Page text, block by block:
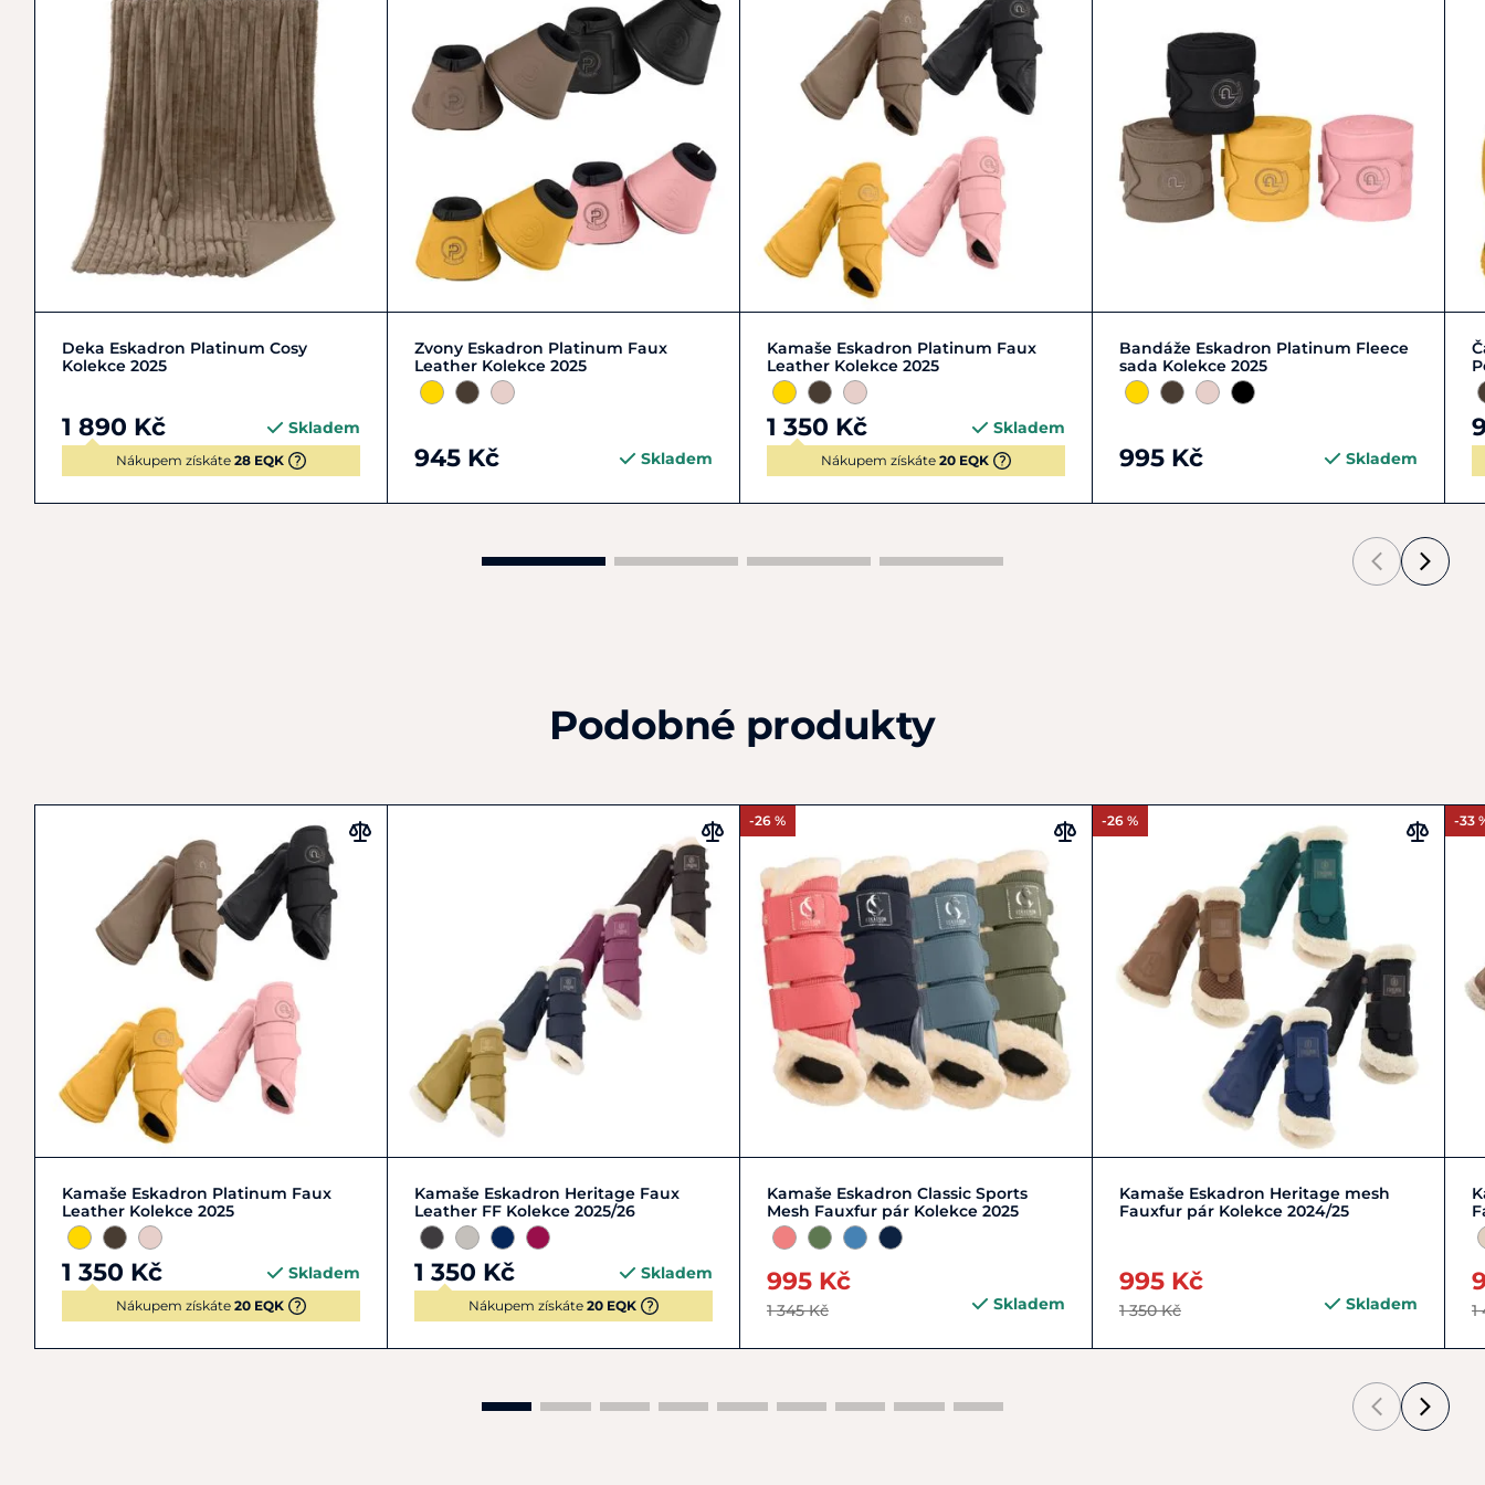
Zobrazit detail
Deka Eskadron Platinum Cosy
Kolekce 2025
1 890 Kč Skladem
Nákupem získáte 28 EQK
COB | M | 2 FULL | L | 3
Zvony Eskadron Platinum Faux
Leather Kolekce 2025
945 Kč Skladem
FULL | L | 3 PONY | S | 1
Kamaše Eskadron Platinum Faux
Leather Kolekce 2025
1 350 Kč Skladem
Nákupem získáte 20 EQK
Full Pony
Bandáže Eskadron Platinum Fleece
sada Kolekce 2025
995 Kč Skladem
Podobné produkty
FULL | L | 3 PONY | S | 1
Kamaše Eskadron Platinum Faux
Leather Kolekce 2025
1 350 Kč Skladem
Nákupem získáte 20 EQK
COB | M | 2 FULL | L | 3
Kamaše Eskadron Heritage Faux
Leather FF Kolekce 2025/26
1 350 Kč Skladem
Nákupem získáte 20 EQK
-26 %
FULL | L | 3 PONY | S | 1
Kamaše Eskadron Classic Sports
Mesh Fauxfur pár Kolekce 2025
995 Kč
1 345 Kč Skladem
-26 %
Zobrazit detail
Kamaše Eskadron Heritage mesh
Fauxfur pár Kolekce 2024/25
995 Kč
1 350 Kč Skladem
-33
1